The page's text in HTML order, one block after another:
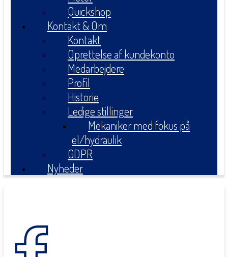
Quickshop
Kontakt & Om
Kontakt
Oprettelse af kundekonto
Medarbejdere
Profil
Historie
Ledige stillinger
Mekaniker med fokus på
el/hydraulik
GDPR
Nyheder